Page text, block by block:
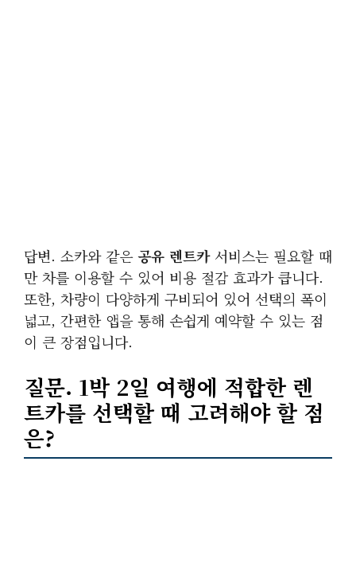
답변. 소카와 같은공유 렌트카서비스는 필요할 때
만 차를 이용할 수 있어 비용 절감 효과가 큽니다.
또한, 차량이 다양하게 구비되어 있어 선택의 폭이
넓고, 간편한 앱을 통해 손쉽게 예약할 수 있는 점
이 큰 장점입니다.
질문. 1박 2일 여행에 적합한 렌
트카를 선택할 때 고려해야 할 점
은?